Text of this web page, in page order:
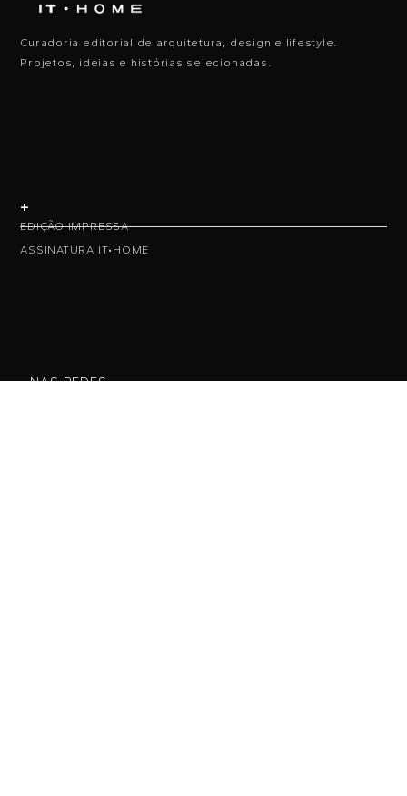
Curadoria editorial de arquitetura, design e lifestyle.
Projetos, ideias e histórias selecionadas.
+
EDIÇÃO IMPRESSA
ASSINATURA IT•HOME
• NAS REDES •